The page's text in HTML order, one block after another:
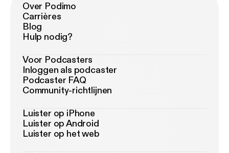
Over Podimo
Carrières
Blog
Hulp nodig?
Voor Podcasters
Inloggen als podcaster
Podcaster FAQ
Community-richtlijnen
Luister op iPhone
Luister op Android
Luister op het web